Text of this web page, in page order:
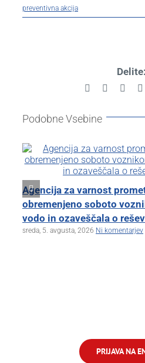
preventivna akcija
Delite:
Facebook Reddit
Podobne Vsebine
Agencija za varnost
obremenjeno soboto
vodo in ozaveščala o
sreda, 5. avgusta, 2026 Ni komentarjev
PRIJAVA NA